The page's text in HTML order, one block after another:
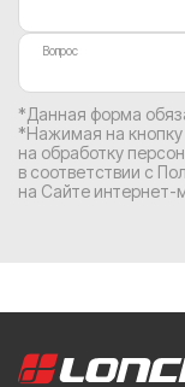
Вопрос
*Данная форма
*Нажимая на кнопку
на обработку
в соответствии с
на Сайте интернет-